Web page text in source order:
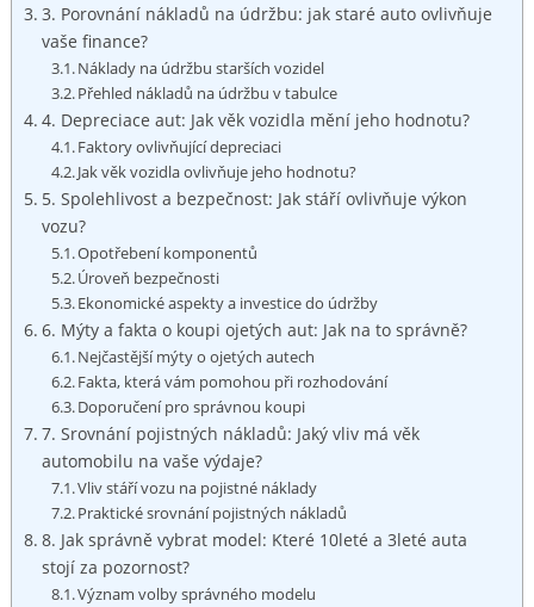
3. Porovnání nákladů ⁢na údržbu: jak staré auto ovlivňuje
vaše finance?
Náklady na údržbu⁢ starších ⁣vozidel
Přehled nákladů na‌ údržbu v tabulce
4.​ Depreciace⁣ aut:⁢ Jak ‌věk vozidla mění⁤ jeho hodnotu?
Faktory ovlivňující⁣ depreciaci
Jak věk vozidla ovlivňuje jeho hodnotu?
5. ⁣Spolehlivost a bezpečnost: Jak⁤ stáří⁢ ovlivňuje výkon
vozu?
Opotřebení ⁢komponentů
Úroveň bezpečnosti
Ekonomické aspekty ⁤a investice ​do údržby
6. ⁤Mýty a fakta o koupi ojetých aut: Jak na to ⁣správně?
Nejčastější mýty o ojetých autech
Fakta, která⁢ vám pomohou při rozhodování
Doporučení pro ​správnou koupi
7. Srovnání pojistných nákladů:‍ Jaký vliv má věk
⁣automobilu na ‍vaše výdaje?
Vliv stáří vozu na​ pojistné náklady
Praktické srovnání ⁣pojistných nákladů
8. Jak správně vybrat model: Které 10leté a 3leté auta
stojí ‍za pozornost?
Význam volby správného modelu